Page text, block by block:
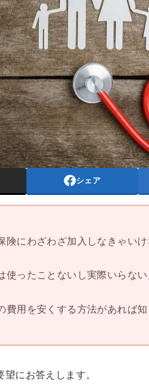
シェア
険にわざわざ加入しなきゃいけ
使ったことないし実際いらな
費用を安くする方法があれば知
にお答えします。